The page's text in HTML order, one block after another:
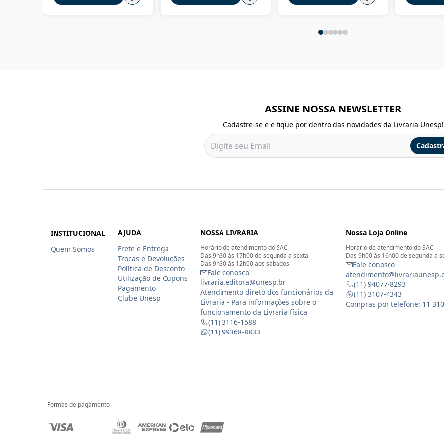
ASSINE NOSSA NEWSLETTER
Cadastre-se e e fique por dentro das novidades da Livraria Unesp!
INSTITUCIONAL
Quem Somos
AJUDA
Frete e Entrega
Trocas e Devoluções
Política de Desconto
Utilização de Cupons
Pagamento
Clube Unesp
NOSSA LIVRARIA
Horário de atendimento do SAC
Das 9h30 às 17h00 de segunda a sexta
Das 9h30 às 12h00 aos sábados
Fale conosco
livraria.editora@unesp.br
Atendimento direto dos funcionários da
Livraria - Para informações sobre o
funcionamento da Livraria física
(11) 3116-1588
(11) 99368-8833
Nossa Loja Online
Horário de atendimento do SAC
Das 9h00 às 16h00 de segunda a
Fale conosco
(11) 94077-8293
(11) 3107-4343
Compras por telefone: 11
Formas de pagamento